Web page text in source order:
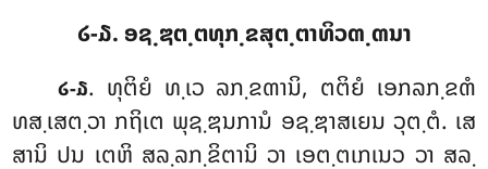
໒-໓. ອຊ຺ຌຕ຺ຕທຸກ຺ຂສຸຕ຺ຕາທິວຓ຺ຓນາ
໒-໓. ທຸຕິຍໍ ທ຺ເວ ລກ຺ຂຓານິ, ຕຕິຍໍ ເອກລກ຺ຂຓໍ
ທສ຺ເສຕ຺ວາ ກຖິເຕ ພຸຊ຺ຌນການໍ ອຊ຺ຌາສເຍນ ວຸຕ຺ຕໍ. ເສ
ສານິ ປນ ເຕຫິ ສລ຺ລກ຺ຂິຕານິ ວາ ເອຕ຺ຕເກເນວ ວາ ສລ຺